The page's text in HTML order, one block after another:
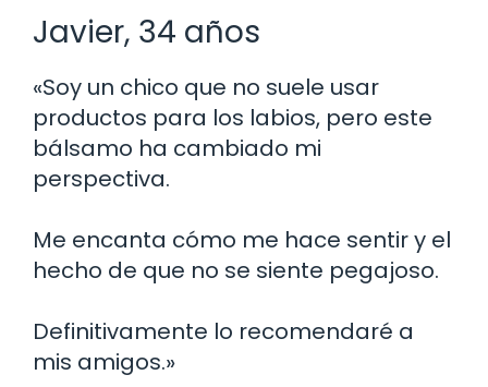
Javier, 34 años
«Soy un chico que no suele usar
productos para los labios, pero este
bálsamo ha cambiado mi
perspectiva.
Me encanta cómo me hace sentir y el
hecho de que no se siente pegajoso.
Definitivamente lo recomendaré a
mis amigos.»